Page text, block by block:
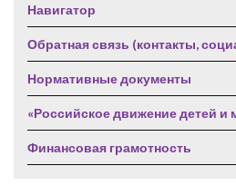
Навигатор
Обратная связь (контакты,
Нормативные документы
«Российское движение детей и
Финансовая грамотность